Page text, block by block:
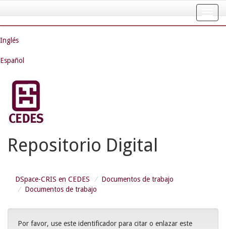
navigation
Inglés
Español
Repositorio Digital
DSpace-CRIS en CEDES
Documentos de trabajo
Documentos de trabajo
Por favor, use este identificador para citar o enlazar este